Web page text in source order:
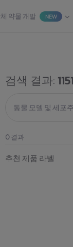
약물 개발 NEW
검색 결과:
동물 모델 및 세포주
0 결과
추천 제품 라벨